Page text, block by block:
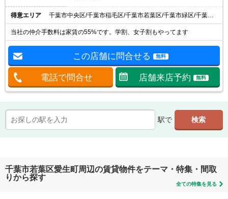
得意エリア 千葉市中央区/千葉市稲毛区/千葉市若葉区/千葉市緑区/千葉市花見川区
当社の仲介手数料は家賃の55%です。学割、女子割もやってます
この店舗に問合せる 無料
電話で問合せ 店舗来店予約 無料
駅で
千葉市若葉区愛生町周辺の賃貸物件をテーマ・特集・間取
りから探す
全ての特集を見る